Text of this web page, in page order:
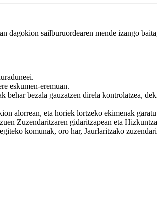
dagokion sailburuordearen mende izango
eskumen-eremuan.
behar bezala gauzatzen direla kontrolatzea,
alorrean, eta horiek lortzeko ekimenak
Zuzendaritzaren gidaritzapean eta
komunak, oro har, Jaurlaritzako